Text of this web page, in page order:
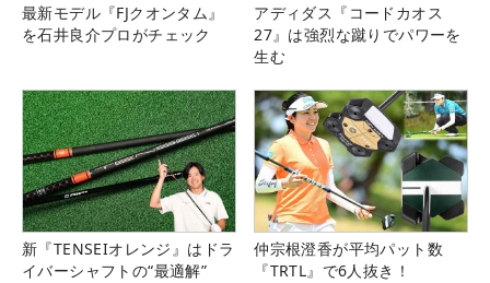
最新モデル『FJクオンタム』
を石井良介プロがチェック
アディダス『コードカオス
27』は強烈な蹴りでパワーを
生む
新『TENSEIオレンジ』はドラ
イバーシャフトの“最適解”
仲宗根澄香が平均パット数
『TRTL』で6人抜き！